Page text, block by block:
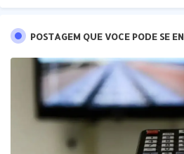
POSTAGEM QUE VOCE PODE SE